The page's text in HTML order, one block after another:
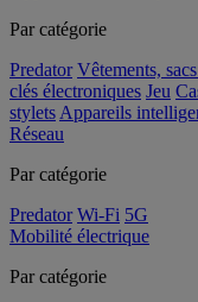
Par catégorie
Predator Vêtements,
clés électroniques Jeu
stylets Appareils
Réseau
Par catégorie
Predator Wi-Fi 5G
Mobilité électrique
Par catégorie